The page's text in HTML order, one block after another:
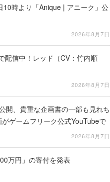
10時より「Anique | アニーク」公
2026年8月7日
配信中！レッド（CV：竹内順
2026年8月7日
開、貴重な企画書の一部も見れち
ゲームフリーク公式YouTubeで
2026年8月7日
万円」の寄付を発表